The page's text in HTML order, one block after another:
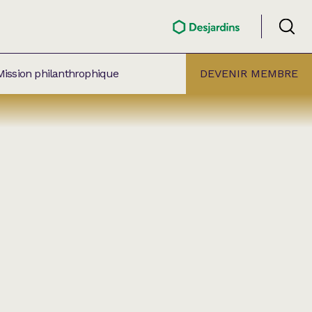
philanthrophique DEVENIR MEMBRE